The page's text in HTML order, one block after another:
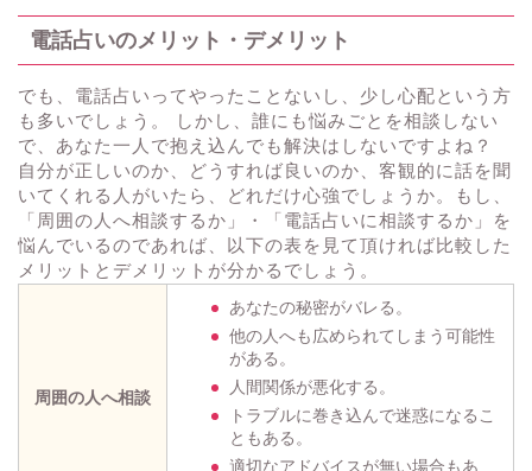
電話占いのメリット・デメリット
でも、電話占いってやったことないし、少し心配という方
も多いでしょう。 しかし、誰にも悩みごとを相談しない
で、あなた一人で抱え込んでも解決はしないですよね？
自分が正しいのか、どうすれば良いのか、客観的に話を聞
いてくれる人がいたら、どれだけ心強でしょうか。もし、
「周囲の人へ相談するか」・「電話占いに相談するか」を
悩んでいるのであれば、以下の表を見て頂ければ比較した
メリットとデメリットが分かるでしょう。
周囲の人へ相談
あなたの秘密がバレる。
他の人へも広められてしまう可能性
がある。
人間関係が悪化する。
トラブルに巻き込んで迷惑になるこ
ともある。
適切なアドバイスが無い場合もあ